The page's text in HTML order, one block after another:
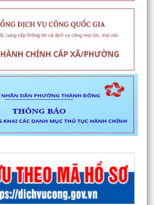
truyền thực hiện Chương trình
giải pháp đấu tranh, ngăn chặn
xâm phạm quyền sở hữu trí tuệ
phường Thành Đông thông
Thành Đông đẩy mạnh tuyên
Nghị quyết số 27-NQ/TW về